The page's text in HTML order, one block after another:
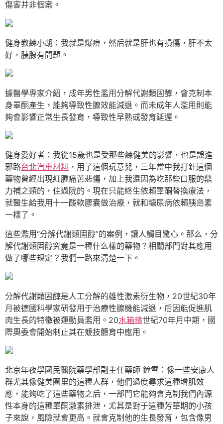
傷害并非個案。
健身教練小胡：我就是爆痘，然后就是肝也有損傷，肝不太
好，胰腺有問題。
據醫學專家介紹，成年男性濫用分解代謝類固醇，會克制本
身睪酮產生，能夠導致性腺效能減退。而未成年人濫用則能
夠會影響正常生長發育，導致性早熟或發育延遲。
健身愛好者：我從15歲也是受那些練健美的影響，也是誤進
邪路台北汽車材料 ，用了這個玩意兒，三年當中我打針這個
藥物曾經出現紅腫痛苦悲傷，加上我還因為吃那些口服的鼎
力補之類的，住過院的。現在只能終生依賴睪酮替換療法，
就醫生給我用十一酸軟膠囊做治療，就和糖尿病依賴胰島素
一樣了。
這些濫用“分解代謝類固醇”的案例，讓人觸目驚心。那么，分
解代謝類固醇究竟是一種什么樣的藥物？相關部門對其應用
做了哪些規定？我們一路來清楚一下。
分解代謝類固醇是人工分解的雄性激素衍生物，20世紀30年
月被德國科學家研發用于治療性腺機能減退，后因能促進肌
肉生長的特徵被運動員濫用。20水箱精世紀70年月中期，國
際奧委會開始制止其在競技體育中應用。
北京年夜學國民醫院藥學部副主任藥師 鐘雪：像一些安康人
群尤其像健美圈里的這種人群，他們過度尋求這種增肌效
應，能夠吃了這些藥物之后，一部門它能夠會克制我們內源
性本身的這種睪酮激素排泄，尤其是對于這種芳華期的小孩
子來說，風險就會更高。就會克制他的生長發育，包含像男